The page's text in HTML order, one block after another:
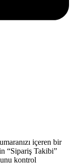
içeren bir
“Sipariş Takibi”
kontrol